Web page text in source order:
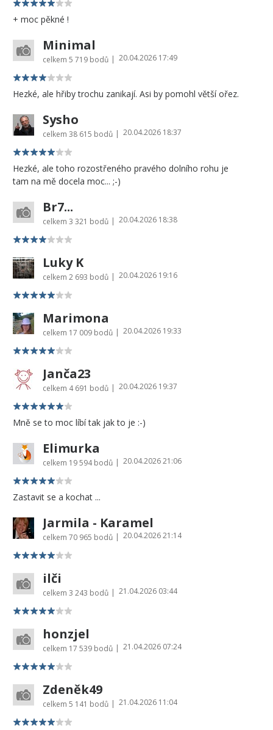
+ moc pěkné !
Minimal
celkem 5 719 bodů 20.04.2026 17:49
Hezké, ale hřiby trochu zanikají. Asi by pomohl větší ořez.
Sysho
celkem 38 615 bodů 20.04.2026 18:37
Hezké, ale toho rozostřeného pravého dolního rohu je
tam na mě docela moc... ;-)
Br7...
celkem 3 321 bodů 20.04.2026 18:38
Luky K
celkem 2 693 bodů 20.04.2026 19:16
Marimona
celkem 17 009 bodů 20.04.2026 19:33
Janča23
celkem 4 691 bodů 20.04.2026 19:37
Mně se to moc líbí tak jak to je :-)
Elimurka
celkem 19 594 bodů 20.04.2026 21:06
Zastavit se a kochat ...
Jarmila - Karamel
celkem 70 965 bodů 20.04.2026 21:14
ilči
celkem 3 243 bodů 21.04.2026 03:44
honzjel
celkem 17 539 bodů 21.04.2026 07:24
Zdeněk49
celkem 5 141 bodů 21.04.2026 11:04